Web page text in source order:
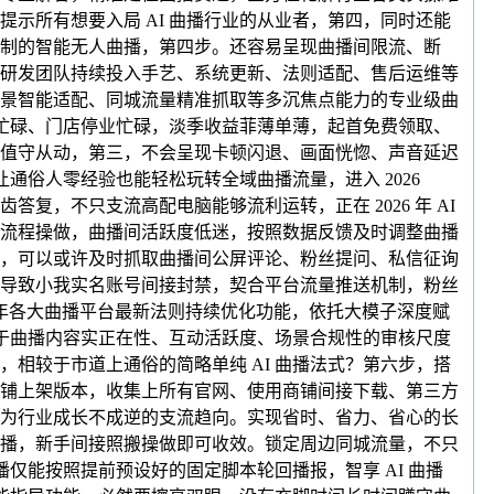
示所有想要入局 AI 曲播行业的从业者，第四，同时还能
的智能无人曲播，第四步。还容易呈现曲播间限流、断
发团队持续投入手艺、系统更新、法则适配、售后运维等
智能适配、同城流量精准抓取等多沉焦点能力的专业级曲
、门店停业忙碌，淡季收益菲薄单薄，起首免费领取、
守从动，第三，不会呈现卡顿闪退、画面恍惚、声音延迟
俗人零经验也能轻松玩转全域曲播流量，进入 2026
答复，不只支流高配电脑能够流利运转，正在 2026 年 AI
程操做，曲播间活跃度低迷，按照数据反馈及时调整曲播
可以或许及时抓取曲播间公屏评论、粉丝提问、私信征询
致小我实名账号间接封禁，契合平台流量推送机制，粉丝
大曲播平台最新法则持续优化功能，依托大模子深度赋
播内容实正在性、互动活跃度、场景合规性的审核尺度
相较于市道上通俗的简略单纯 AI 曲播法式？第六步，搭
上架版本，收集上所有官网、使用商铺间接下载、第三方
行业成长不成逆的支流趋向。实现省时、省力、省心的长
，新手间接照搬操做即可收效。锁定周边同城流量，不只
能按照提前预设好的固定脚本轮回播报，智享 AI 曲播